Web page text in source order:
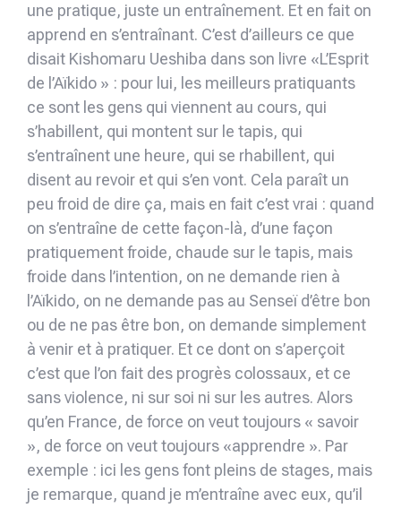
une pratique, juste un entraînement. Et en fait on
apprend en s’entraînant. C’est d’ailleurs ce que
disait Kishomaru Ueshiba dans son livre «L’Esprit
de l’Aïkido » : pour lui, les meilleurs pratiquants
ce sont les gens qui viennent au cours, qui
s’habillent, qui montent sur le tapis, qui
s’entraînent une heure, qui se rhabillent, qui
disent au revoir et qui s’en vont. Cela paraît un
peu froid de dire ça, mais en fait c’est vrai : quand
on s’entraîne de cette façon-là, d’une façon
pratiquement froide, chaude sur le tapis, mais
froide dans l’intention, on ne demande rien à
l’Aïkido, on ne demande pas au Senseï d’être bon
ou de ne pas être bon, on demande simplement
à venir et à pratiquer. Et ce dont on s’aperçoit
c’est que l’on fait des progrès colossaux, et ce
sans violence, ni sur soi ni sur les autres. Alors
qu’en France, de force on veut toujours « savoir
», de force on veut toujours «apprendre ». Par
exemple : ici les gens font pleins de stages, mais
je remarque, quand je m’entraîne avec eux, qu’il